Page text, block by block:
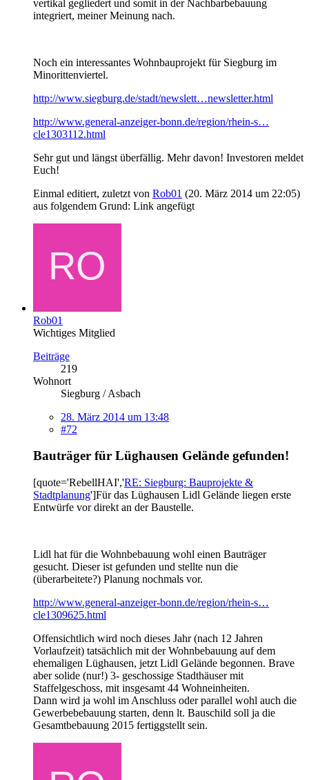
vertikal gegliedert und somit in der Nachbarbebauung
integriert, meiner Meinung nach.
Noch ein interessantes Wohnbauprojekt für Siegburg im
Minorittenviertel.
http://www.siegburg.de/stadt/newslett…newsletter.html
http://www.general-anzeiger-bonn.de/region/rhein-s…
cle1303112.html
Sehr gut und längst überfällig. Mehr davon! Investoren meldet
Euch!
Einmal editiert, zuletzt von Rob01 (20. März 2014 um 22:05)
aus folgendem Grund: Link angefügt
Rob01
Wichtiges Mitglied
Beiträge
219
Wohnort
Siegburg / Asbach
28. März 2014 um 13:48
#72
Bauträger für Lüghausen Gelände gefunden!
[quote='RebellHAI','RE: Siegburg: Bauprojekte &
Stadtplanung']Für das Lüghausen Lidl Gelände liegen erste
Entwürfe vor direkt an der Baustelle.
Lidl hat für die Wohnbebauung wohl einen Bauträger
gesucht. Dieser ist gefunden und stellte nun die
(überarbeitete?) Planung nochmals vor.
http://www.general-anzeiger-bonn.de/region/rhein-s…
cle1309625.html
Offensichtlich wird noch dieses Jahr (nach 12 Jahren
Vorlaufzeit) tatsächlich mit der Wohnbebauung auf dem
ehemaligen Lüghausen, jetzt Lidl Gelände begonnen. Brave
aber solide (nur!) 3- geschossige Stadthäuser mit
Staffelgeschoss, mit insgesamt 44 Wohneinheiten.
Dann wird ja wohl im Anschluss oder parallel wohl auch die
Gewerbebebauung starten, denn lt. Bauschild soll ja die
Gesamtbebauung 2015 fertiggstellt sein.